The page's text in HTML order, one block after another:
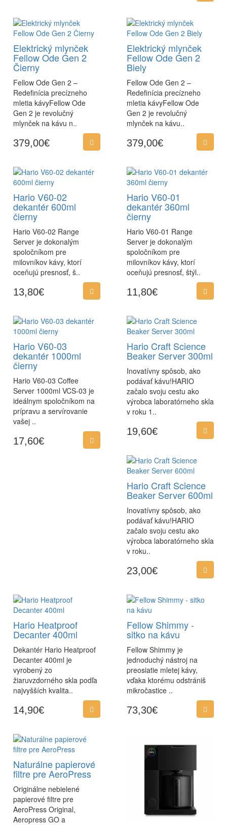
Elektrický mlynček
Fellow Ode Gen 2
Čierny
Fellow Ode Gen 2 –
Redefinícia precízneho
mletia kávyFellow Ode
Gen 2 je revolučný
mlynček na kávu n..
379,00€
Elektrický mlynček
Fellow Ode Gen 2
Biely
Fellow Ode Gen 2 –
Redefinícia precízneho
mletia kávyFellow Ode
Gen 2 je revolučný
mlynček na kávu..
379,00€
Hario V60-02
dekantér 600ml
čierny
Hario V60-02 Range
Server je dokonalým
spoločníkom pre
milovníkov kávy, ktorí
oceňujú presnosť, š..
13,80€
Hario V60-01
dekantér 360ml
čierny
Hario V60-01 Range
Server je dokonalým
spoločníkom pre
milovníkov kávy, ktorí
oceňujú presnosť, štýl..
11,80€
Hario V60-03
dekantér 1000ml
čierny
Hario V60-03 Coffee
Server 1000ml VCS-03 je
ideálnym spoločníkom na
prípravu a servírovanie
vašej ..
17,60€
Hario Craft Science
Beaker Server 300ml
Inovatívny spôsob, ako
podávať kávu!HARIO
začalo svoju cestu ako
výrobca laboratórneho skla
v roku 1..
19,60€
Hario Craft Science
Beaker Server 600ml
Inovatívny spôsob, ako
podávať kávu!HARIO
začalo svoju cestu ako
výrobca laboratórneho skla
v roku..
23,00€
Hario Heatproof
Decanter 400ml
Dekantér Hario Heatproof
Decanter 400ml je
vyrobený zo
žiaruvzdorného skla podľa
najvyšších kvalita..
14,90€
Fellow Shimmy -
sitko na kávu
Fellow Shimmy je
jednoduchý nástroj na
preosiatie mletej kávy,
vďaka ktorému odstrániš
mikročastice ..
73,30€
Naturálne papierové
filtre pre AeroPress
Originálne nebielené
papierové filtre pre
AeroPress Original,
Aeropress GO a